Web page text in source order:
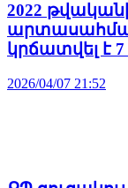
2022
կրճատվել է
2026/04/07 21:52